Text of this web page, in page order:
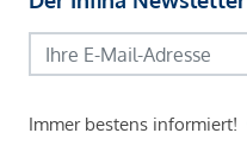
Immer bestens informiert!